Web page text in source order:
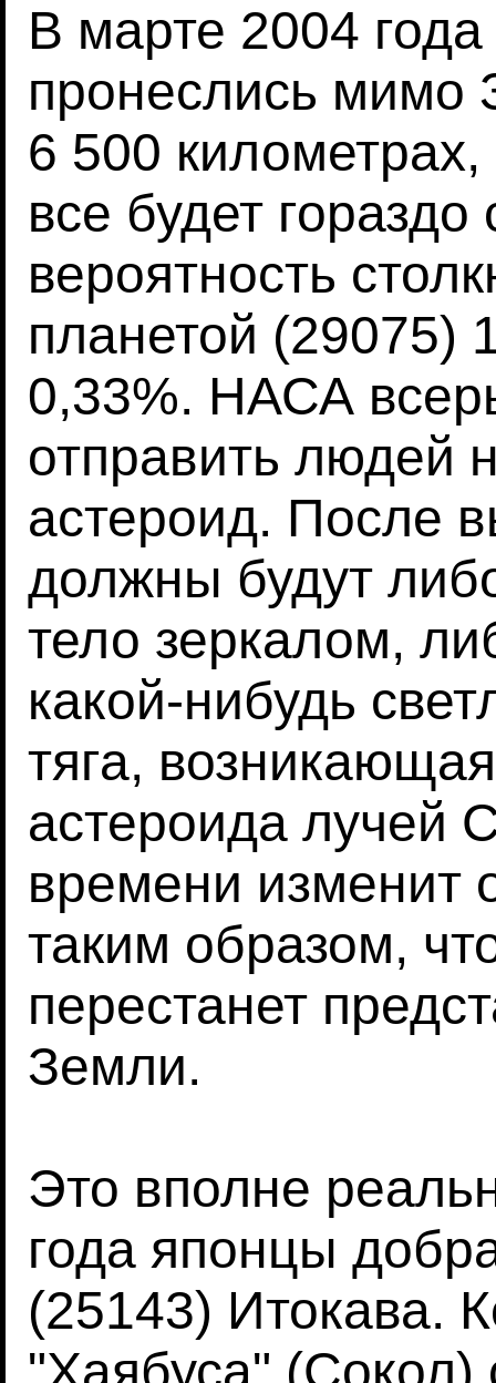
В марте 2004
пронеслись мимо
6 500
все будет гораздо
вероятность
планетой (29075)
0,33%. НАСА
отправить людей
астероид. После
должны будут
тело зеркалом,
какой-нибудь
тяга,
астероида лучей
времени изменит
таким образом,
перестанет
Земли.
Это вполне
года японцы
(25143) Итокава.